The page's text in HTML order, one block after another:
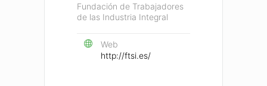
Fundación de Trabajadores
de las Industria Integral
Web
http://ftsi.es/